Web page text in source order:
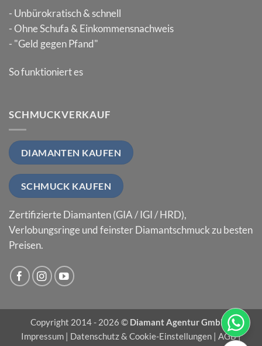
- Unbürokratisch & schnell
- Ohne Schufa & Einkommensnachweis
- "Geld gegen Pfand"
So funktioniert es
SCHMUCKVERKAUF
DIAMANTEN KAUFEN
SCHMUCK KAUFEN
Zertifizierte Diamanten (GIA / IGI / HRD),
Verlobungsringe und feinster Diamantschmuck zu besten
Preisen.
Copyright 2014 - 2026 © Diamant Agentur GmbH |
Impressum | Datenschutz & Cookie-Einstellungen | AGB|